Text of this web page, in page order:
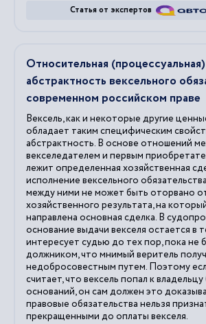
Статья от экспертов
Относительная (процессуальная)
абстрактность вексельного
современном российском праве
Вексель, как и некоторые другие
обладает таким специфическим
абстрактность. В основе отношений
векселедателем и первым
лежит определенная хозяйственная
исполнение вексельного
между ними не может быть оторвано
хозяйственного результата, на
направлена основная сделка. В
основание выдачи векселя остается в
интересует судью до тех пор, пока не
должником, что мнимый веритель
недобросовестным путем. Поэтому
считает, что вексель попал к
оснований, он сам должен это
правовые обязательства нельзя
прекращенными до оплаты векселя.